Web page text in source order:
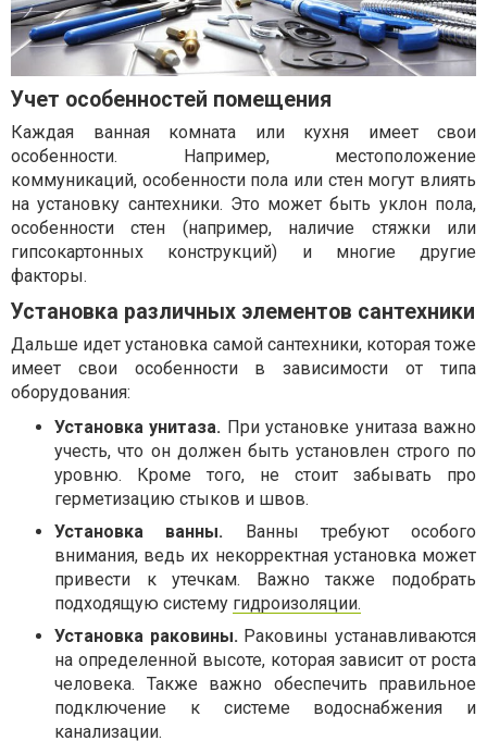
Учет особенностей помещения
Каждая ванная комната или кухня имеет свои
особенности. Например, местоположение
коммуникаций, особенности пола или стен могут влиять
на установку сантехники. Это может быть уклон пола,
особенности стен (например, наличие стяжки или
гипсокартонных конструкций) и многие другие
факторы.
Установка различных элементов сантехники
Дальше идет установка самой сантехники, которая тоже
имеет свои особенности в зависимости от типа
оборудования:
Установка унитаза. При установке унитаза важно
учесть, что он должен быть установлен строго по
уровню. Кроме того, не стоит забывать про
герметизацию стыков и швов.
Установка ванны. Ванны требуют особого
внимания, ведь их некорректная установка может
привести к утечкам. Важно также подобрать
подходящую систему гидроизоляции.
Установка раковины.Раковины устанавливаются
на определенной высоте, которая зависит от роста
человека. Также важно обеспечить правильное
подключение к системе водоснабжения и
канализации.